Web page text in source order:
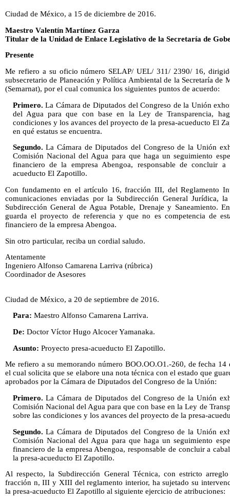
Ciudad de México, a 15 de diciembre de 2016.
Maestro Valentín Martínez Garza
Titular de la Unidad de Enlace Legislativo de la Secretaría de
Presente
Me refiero a su oficio número SELAP/ UEL/ 311/ 2390/ 16,
subsecretario de Planeación y Política Ambiental de la Secretaría de
(Semarnat), por el cual comunica los siguientes puntos de acuerdo:
Primero. La Cámara de Diputados del Congreso de la Unión
del Agua para que con base en la Ley de Transparencia,
condiciones y los avances del proyecto de la presa-acueducto El
en qué estatus se encuentra.
Segundo. La Cámara de Diputados del Congreso de la Unión
Comisión Nacional del Agua para que haga un seguimiento
financiero de la empresa Abengoa, responsable de concluir
acueducto El Zapotillo.
Con fundamento en el artículo 16, fracción III, del Reglamento
comunicaciones enviadas por la Subdirección General Jurídica,
Subdirección General de Agua Potable, Drenaje y Saneamiento.
guarda el proyecto de referencia y que no es competencia de
financiero de la empresa Abengoa.
Sin otro particular, reciba un cordial saludo.
Atentamente
Ingeniero Alfonso Camarena Larriva (rúbrica)
Coordinador de Asesores
Ciudad de México, a 20 de septiembre de 2016.
Para: Maestro Alfonso Camarena Larriva.
De: Doctor Víctor Hugo Alcocer Yamanaka.
Asunto: Proyecto presa-acueducto El Zapotillo.
Me refiero a su memorando número BOO.OO.O1.-260, de fecha 14
el cual solicita que se elabore una nota técnica con el estado que
aprobados por la Cámara de Diputados del Congreso de la Unión:
Primero. La Cámara de Diputados del Congreso de la Unión
Comisión Nacional del Agua para que con base en la Ley de
sobre las condiciones y los avances del proyecto de la presa-
Segundo. La Cámara de Diputados del Congreso de la Unión
Comisión Nacional del Agua para que haga un seguimiento
financiero de la empresa Abengoa, responsable de concluir a
la presa-acueducto El Zapotillo.
Al respecto, la Subdirección General Técnica, con estricto
fracción n, III y XIII del reglamento interior, ha sujetado su
la presa-acueducto El Zapotillo al siguiente ejercicio de atribuciones: